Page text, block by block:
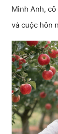
Minh Anh,
và cuộc hôn